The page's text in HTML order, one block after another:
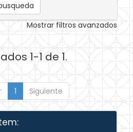
Mostrar filtros avanzados
1-1 de 1.
1 Siguiente